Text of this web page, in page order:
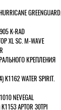
GREENGUARD.
K-RAD
XL SC. M-WAVE
КРЕПЛЕНИЯ
WATER SPIRIT.
NEVEGAL
APTOR 30TPI